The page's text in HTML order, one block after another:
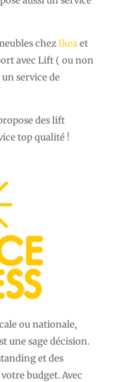
chezIkeaet
avec Lift ( ou non
service de
des lift
top qualité !
ou nationale,
une sage décision.
et des
budget. Avec